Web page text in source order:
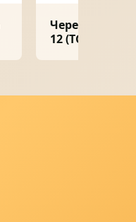
Черепиця
12 (TG)